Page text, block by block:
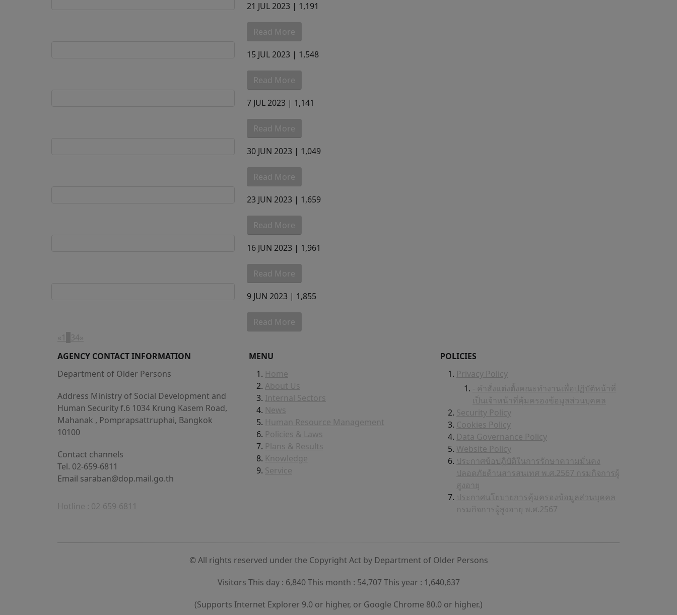
21 JUL 2023 | 1,191
Read More
15 JUL 2023 | 1,548
Read More
7 JUL 2023 | 1,141
Read More
30 JUN 2023 | 1,049
Read More
23 JUN 2023 | 1,659
Read More
16 JUN 2023 | 1,961
Read More
9 JUN 2023 | 1,855
Read More
«1 34»
AGENCY CONTACT INFORMATION
Department of Older Persons
Address Ministry of Social Development and
Human Security f.6 1034 Krung Kasem Road,
Mahanak , Pomprapsattruphai, Bangkok
10100
Contact channels
Tel. 02-659-6811
Email saraban@dop.mail.go.th
Hotline : 02-659-6811
MENU
Home
About Us
Internal Sectors
News
Human Resource Management
Policies & Laws
Plans & Results
Knowledge
Service
POLICIES
Privacy Policy
- คำสั่งแต่งตั้งคณะทำงานเพื่อปฏิบัติหน้าที่
เป็นเจ้าหน้าที่คุ้มครองข้อมูลส่วนบุคคล
Security Policy
Cookies Policy
Data Governance Policy
Website Policy
ประกาศข้อปฏิบัติในการรักษาความมั่นคง
ปลอดภัยด้านสารสนเทศ พ.ศ.2567 กรมกิจการผู้
สูงอายุ
ประกาศนโยบายการคุ้มครองข้อมูลส่วนบุคคล
กรมกิจการผู้สูงอายุ พ.ศ.2567
© All rights reserved under the Copyright Act by Department of Older Persons
Visitors This day : 6,840 This month : 54,707 This year : 1,640,637
(Supports Internet Explorer 9.0 or higher, or Google Chrome 80.0 or higher.)